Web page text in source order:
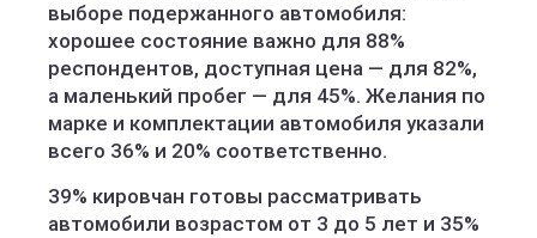
выборе подержанного автомобиля:
хорошее состояние важно для 88%
респондентов, доступная цена — для 82%,
а маленький пробег — для 45%. Желания по
марке и комплектации автомобиля указали
всего 36% и 20% соответственно.
39% кировчан готовы рассматривать
автомобили возрастом от 3 до 5 лет и 35%